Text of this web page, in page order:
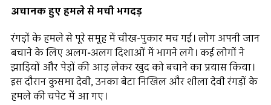
अचानक हुए हमले से मची भगदड़
रंगड़ों के हमले से पूरे समूह में चीख-पुकार मच गई। लोग अपनी जान
बचाने के लिए अलग-अलग दिशाओं में भागने लगे। कई लोगों ने
झाड़ियों और पेड़ों की आड़ लेकर खुद को बचाने का प्रयास किया।
इस दौरान कुसमा देवी, उनका बेटा निखिल और शीला देवी रंगड़ों के
हमले की चपेट में आ गए।